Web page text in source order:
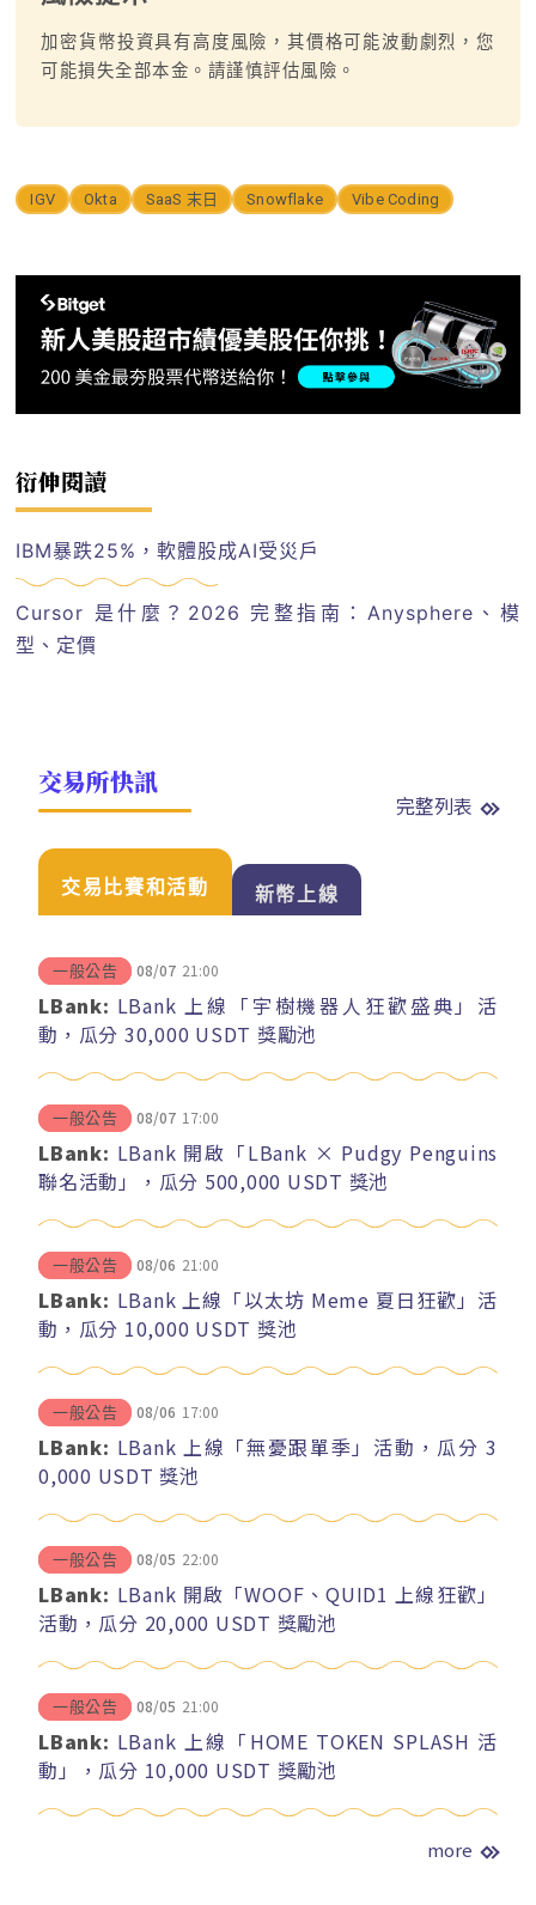
加密貨幣投資具有高度風險，其價格可能波動劇烈，您
可能損失全部本金。請謹慎評估風險。
IGV Okta SaaS 末日 Snowflake Vibe Coding
衍伸閱讀
IBM暴跌25%，軟體股成AI受災戶
Cursor 是什麼？2026 完整指南：Anysphere、模
型、定價
交易所快訊
完整列表
交易比賽和活動 新幣上線
一般公告 08/07 21:00
LBank: LBank 上線「宇樹機器人狂歡盛典」活
動，瓜分 30,000 USDT 獎勵池
一般公告 08/07 17:00
LBank: LBank 開啟「LBank × Pudgy Penguins
聯名活動」，瓜分 500,000 USDT 獎池
一般公告 08/06 21:00
LBank: LBank 上線「以太坊 Meme 夏日狂歡」活
動，瓜分 10,000 USDT 獎池
一般公告 08/06 17:00
LBank: LBank 上線「無憂跟單季」活動，瓜分 3
0,000 USDT 獎池
一般公告 08/05 22:00
LBank: LBank 開啟「WOOF、QUID1 上線狂歡」
活動，瓜分 20,000 USDT 獎勵池
一般公告 08/05 21:00
LBank: LBank 上線「HOME TOKEN SPLASH 活
動」，瓜分 10,000 USDT 獎勵池
more